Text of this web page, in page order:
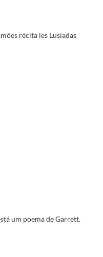
récita les Lusiadas
um poema de Garrett.